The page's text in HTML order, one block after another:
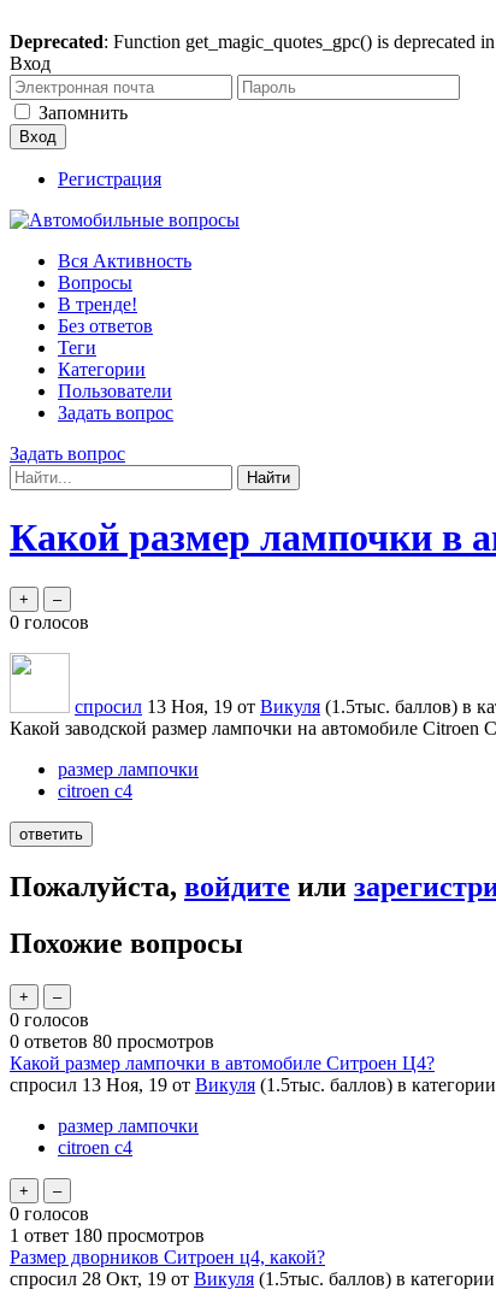
Deprecated: Function get_magic_quotes_gpc() is deprecated in
Вход
Запомнить
Регистрация
Вся Активность
Вопросы
В тренде!
Без ответов
Теги
Категории
Пользователи
Задать вопрос
Задать вопрос
Какой размер лампочки в
0 голосов
спросил 13 Ноя, 19 от Викуля (1.5тыс. баллов) в
Какой заводской размер лампочки на автомобиле Citroen
размер лампочки
citroen c4
Пожалуйста, войдите или
Похожие вопросы
0 голосов
0 ответов 80 просмотров
Какой размер лампочки в автомобиле Ситроен Ц4?
спросил 13 Ноя, 19 от Викуля (1.5тыс. баллов) в категории
размер лампочки
citroen c4
0 голосов
1 ответ 180 просмотров
Размер дворников Ситроен ц4, какой?
спросил 28 Окт, 19 от Викуля (1.5тыс. баллов) в категории